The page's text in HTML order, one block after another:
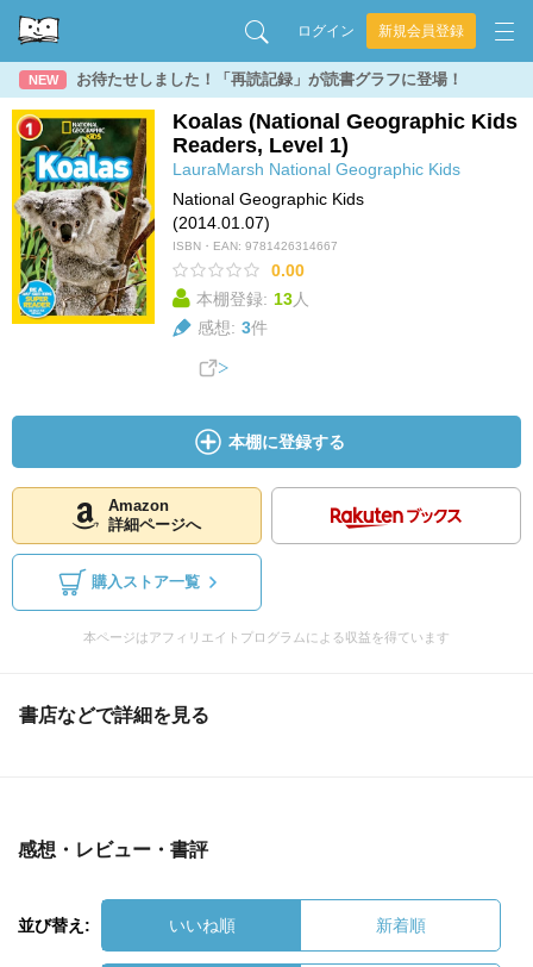
ログイン 新規会員登録
NEW お待たせしました！「再読記録」が読書グラフに登場！
Koalas (National Geographic Kids
Readers, Level 1)
LauraMarsh National Geographic Kids
National Geographic Kids
(2014.01.07)
ISBN・EAN: 9781426314667
0.00
本棚登録: 13人
感想: 3件
本棚に登録する
Amazon
詳細ページへ
購入ストア一覧
本ページはアフィリエイトプログラムによる収益を得ています
書店などで詳細を見る
感想・レビュー・書評
並び替え: いいね順 新着順